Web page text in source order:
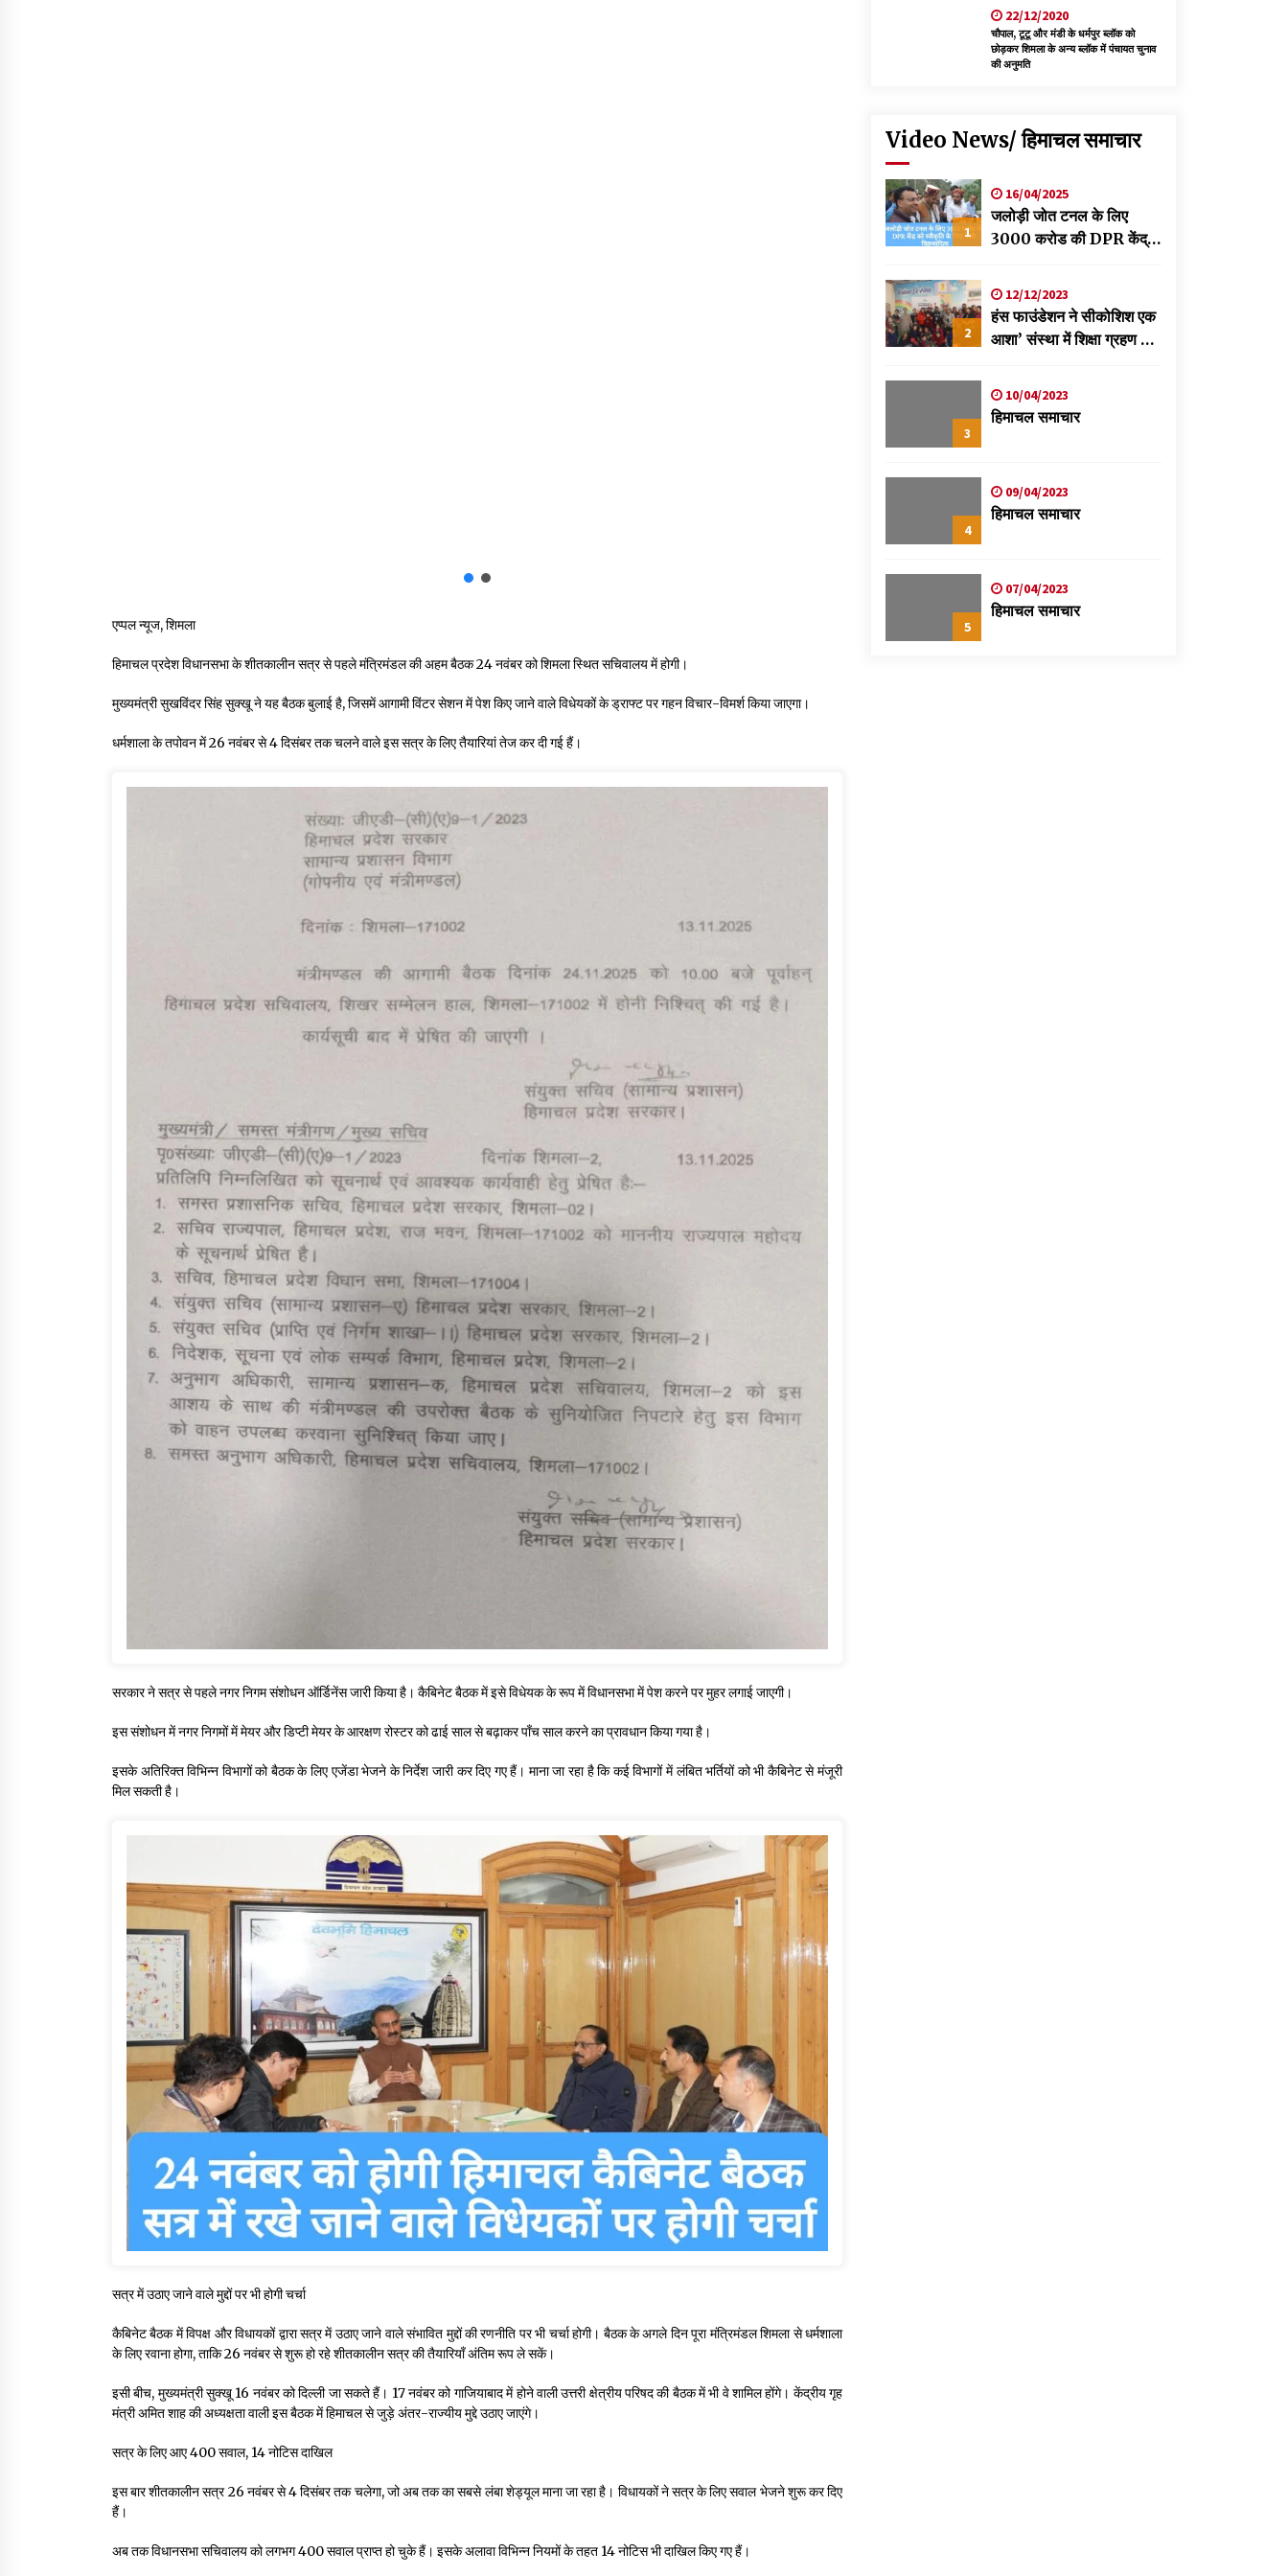
एप्पल न्यूज, शिमला
हिमाचल प्रदेश विधानसभा के शीतकालीन सत्र से पहले मंत्रिमंडल की अहम बैठक 24 नवंबर को शिमला स्थित सचिवालय में होगी।
मुख्यमंत्री सुखविंदर सिंह सुक्खू ने यह बैठक बुलाई है, जिसमें आगामी विंटर सेशन में पेश किए जाने वाले विधेयकों के ड्राफ्ट पर गहन विचार-विमर्श किया जाएगा।
धर्मशाला के तपोवन में 26 नवंबर से 4 दिसंबर तक चलने वाले इस सत्र के लिए तैयारियां तेज कर दी गई हैं।
सरकार ने सत्र से पहले नगर निगम संशोधन ऑर्डिनेंस जारी किया है। कैबिनेट बैठक में इसे विधेयक के रूप में विधानसभा में पेश करने पर मुहर लगाई जाएगी।
इस संशोधन में नगर निगमों में मेयर और डिप्टी मेयर के आरक्षण रोस्टर को ढाई साल से बढ़ाकर पाँच साल करने का प्रावधान किया गया है।
इसके अतिरिक्त विभिन्न विभागों को बैठक के लिए एजेंडा भेजने के निर्देश जारी कर दिए गए हैं। माना जा रहा है कि कई विभागों में लंबित भर्तियों को भी कैबिनेट से मंजूरी
मिल सकती है।
सत्र में उठाए जाने वाले मुद्दों पर भी होगी चर्चा
कैबिनेट बैठक में विपक्ष और विधायकों द्वारा सत्र में उठाए जाने वाले संभावित मुद्दों की रणनीति पर भी चर्चा होगी। बैठक के अगले दिन पूरा मंत्रिमंडल शिमला से धर्मशाला
के लिए रवाना होगा, ताकि 26 नवंबर से शुरू हो रहे शीतकालीन सत्र की तैयारियाँ अंतिम रूप ले सकें।
इसी बीच, मुख्यमंत्री सुक्खू 16 नवंबर को दिल्ली जा सकते हैं। 17 नवंबर को गाजियाबाद में होने वाली उत्तरी क्षेत्रीय परिषद की बैठक में भी वे शामिल होंगे। केंद्रीय गृह
मंत्री अमित शाह की अध्यक्षता वाली इस बैठक में हिमाचल से जुड़े अंतर-राज्यीय मुद्दे उठाए जाएंगे।
सत्र के लिए आए 400 सवाल, 14 नोटिस दाखिल
इस बार शीतकालीन सत्र 26 नवंबर से 4 दिसंबर तक चलेगा, जो अब तक का सबसे लंबा शेड्यूल माना जा रहा है। विधायकों ने सत्र के लिए सवाल भेजने शुरू कर दिए
हैं।
अब तक विधानसभा सचिवालय को लगभग 400 सवाल प्राप्त हो चुके हैं। इसके अलावा विभिन्न नियमों के तहत 14 नोटिस भी दाखिल किए गए हैं।
22/12/2020
चौपाल, टूटू और मंडी के धर्मपुर ब्लॉक को
छोड़कर शिमला के अन्य ब्लॉक में पंचायत चुनाव
की अनुमति
Video News/ हिमाचल समाचार
1
16/04/2025
जलोड़ी जोत टनल के लिए
3000 करोड की DPR केंद्र
विक्रमादित्य
2
12/12/2023
हंस फाउंडेशन ने सीकोशिश एक
आशा’ संस्था में शिक्षा ग्रहण कर
स्वास्थ्य शिविर
3
10/04/2023
हिमाचल समाचार
4
09/04/2023
हिमाचल समाचार
5
07/04/2023
हिमाचल समाचार